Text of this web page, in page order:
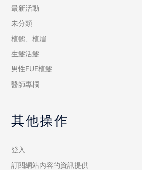
最新活動
未分類
植鬍、植眉
生髮活髮
男性FUE植髮
醫師專欄
其他操作
登入
訂閱網站內容的資訊提供